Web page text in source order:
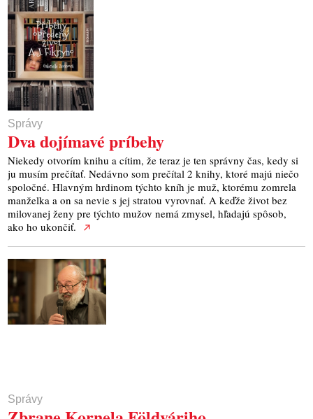
Správy
Dva dojímavé príbehy
Niekedy otvorím knihu a cítim, že teraz je ten správny čas, kedy si
ju musím prečítať. Nedávno som prečítal 2 knihy, ktoré majú niečo
spoločné. Hlavným hrdinom týchto kníh je muž, ktorému zomrela
manželka a on sa nevie s jej stratou vyrovnať. A keďže život bez
milovanej ženy pre týchto mužov nemá zmysel, hľadajú spôsob,
ako ho ukončiť.
Správy